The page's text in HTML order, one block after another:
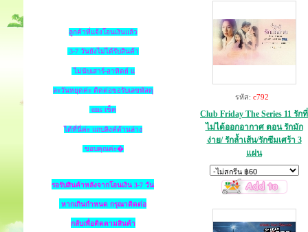
ลูกค้าที่แจ้งโอนเงินแล้ว
3-7 วันยังไม่ได้รับสินค้า
ไม่นับเสาร์-อาทิตย์ แ
ละวันหยุดค่ะ ติดต่อขอรับเลขพัสดุ
ems เช็ค
ได้ที่นี่ค่ะ แถบลิงค์ด้านล่าง
ขอบคุณค่ะ�
รอรับสินค้าหลังจากโอนเงิน 3-7 วัน
หากเกินกำหนด กรุณาติดต่อ
กลับเพื่อติดตามสินค้า
รหัส: c792
Club Friday The Series 11 รักที่
ไม่ได้ออกอากาศ ตอน รักมัก
ง่าย/ รักล้ำเส้น/รักซึมเศร้า 3
แผ่น